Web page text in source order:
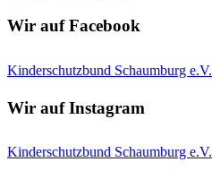
Wir auf Facebook
Kinderschutzbund Schaumburg e.V.
Wir auf Instagram
Kinderschutzbund Schaumburg e.V.